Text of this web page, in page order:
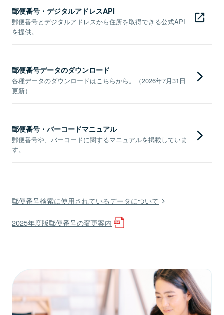
郵便番号・デジタルアドレスAPI
郵便番号とデジタルアドレスから住所を取得できる公式API
を提供。
郵便番号データのダウンロード
各種データのダウンロードはこちらから。（2026年7月31日
更新）
郵便番号・バーコードマニュアル
郵便番号や、バーコードに関するマニュアルを掲載していま
す。
郵便番号検索に使用されているデータについて
2025年度版郵便番号の変更案内